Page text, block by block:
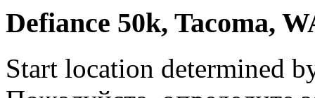
Defiance 50k, Tacoma,
Start location determined